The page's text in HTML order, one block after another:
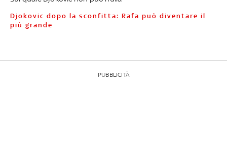
Djokovic dopo la sconfitta: Rafa può diventare il
più grande
PUBBLICITÀ